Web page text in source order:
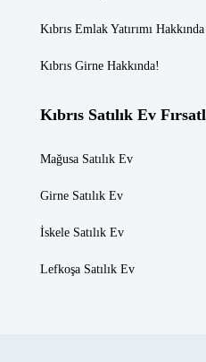
Kıbrıs Emlak Yatırımı
Kıbrıs Girne Hakkında!
Kıbrıs Satılık Ev
Mağusa Satılık Ev
Girne Satılık Ev
İskele Satılık Ev
Lefkoşa Satılık Ev